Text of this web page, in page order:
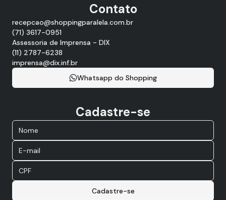
Contato
recepcao@shoppingparalela.com.br
(71) 3617-0951
Assessoria de Imprensa - DIX
(11) 2787-6238
imprensa@dix.inf.br
Whatsapp do Shopping
Cadastre-se
Cadastre-se